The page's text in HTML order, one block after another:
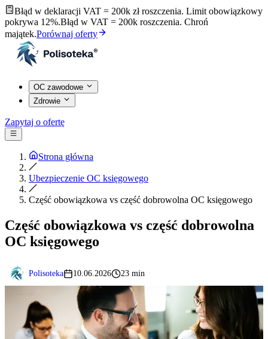
Błąd w deklaracji VAT = 200k zł roszczenia. Limit obowiązkowy
pokrywa 12%.Błąd w VAT = 200k roszczenia. Chroń
majątek.Porównaj oferty
OC zawodowe
Zdrowie
Zapytaj o ofertę
Strona główna
Ubezpieczenie OC księgowego
Część obowiązkowa vs część dobrowolna OC księgowego
Część obowiązkowa vs część dobrowolna
OC księgowego
Polisoteka 10.06.2026 23 min